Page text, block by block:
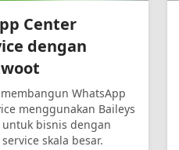
Center
dengan
WhatsApp
menggunakan Baileys
untuk bisnis dengan
skala besar.